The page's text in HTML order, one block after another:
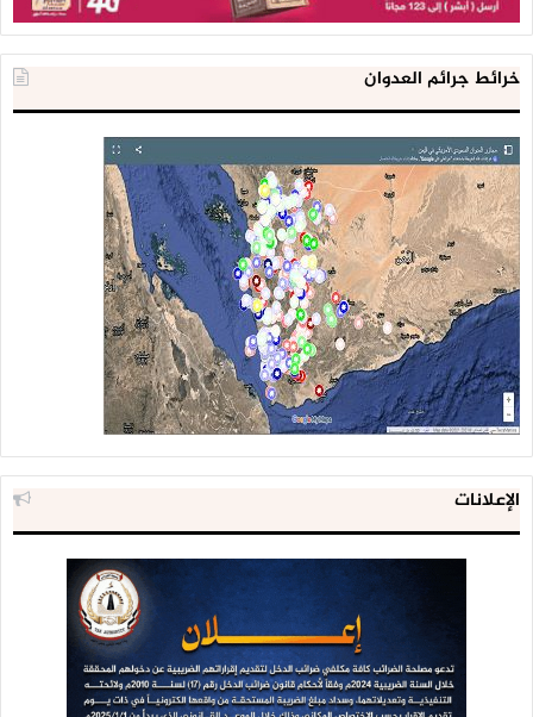
خرائط جرائم العدوان
الإعلانات